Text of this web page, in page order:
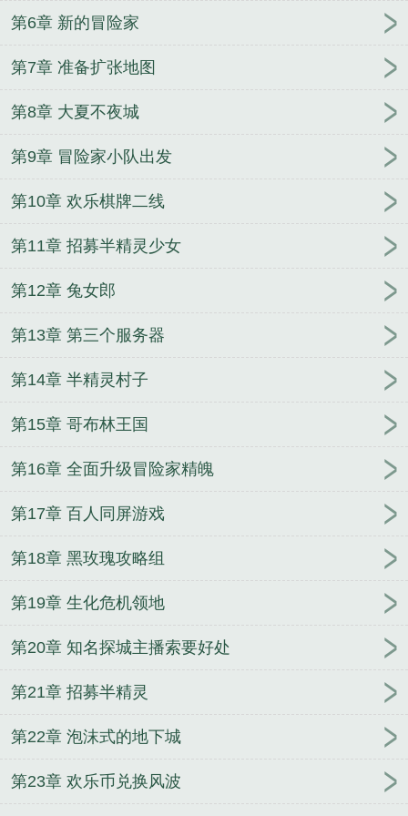
第6章 新的冒险家
第7章 准备扩张地图
第8章 大夏不夜城
第9章 冒险家小队出发
第10章 欢乐棋牌二线
第11章 招募半精灵少女
第12章 兔女郎
第13章 第三个服务器
第14章 半精灵村子
第15章 哥布林王国
第16章 全面升级冒险家精魄
第17章 百人同屏游戏
第18章 黑玫瑰攻略组
第19章 生化危机领地
第20章 知名探城主播索要好处
第21章 招募半精灵
第22章 泡沫式的地下城
第23章 欢乐币兑换风波